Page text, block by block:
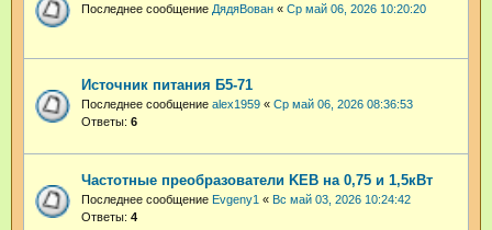
Последнее сообщение ДядяВован « Ср май 06, 2026 10:20:20
Источник питания Б5-71
Последнее сообщение аlex1959 « Ср май 06, 2026 08:36:53
Ответы: 6
Частотные преобразователи KEB на 0,75 и 1,5кВт
Последнее сообщение Evgeny1 « Вс май 03, 2026 10:24:42
Ответы: 4